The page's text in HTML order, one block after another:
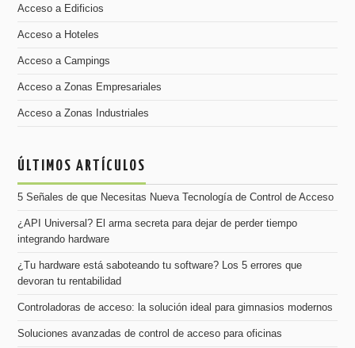
Acceso a Edificios
Acceso a Hoteles
Acceso a Campings
Acceso a Zonas Empresariales
Acceso a Zonas Industriales
ÚLTIMOS ARTÍCULOS
5 Señales de que Necesitas Nueva Tecnología de Control de Acceso
¿API Universal? El arma secreta para dejar de perder tiempo
integrando hardware
¿Tu hardware está saboteando tu software? Los 5 errores que
devoran tu rentabilidad
Controladoras de acceso: la solución ideal para gimnasios modernos
Soluciones avanzadas de control de acceso para oficinas